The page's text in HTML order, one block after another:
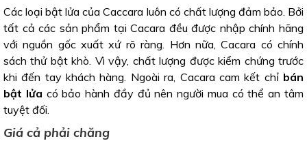
Các loại bật lửa của Caccara luôn có chất lượng đảm bảo. Bởi
tất cả các sản phẩm tại Cacara đều được nhập chính hãng
với nguồn gốc xuất xứ rõ ràng. Hơn nữa, Cacara có chính
sách thử bật khò. Vì vậy, chất lượng được kiểm chứng trước
khi đến tay khách hàng. Ngoài ra, Cacara cam kết chỉ bán
bật lửa có bảo hành đầy đủ nên người mua có thể an tâm
tuyệt đối.
Giá cả phải chăng